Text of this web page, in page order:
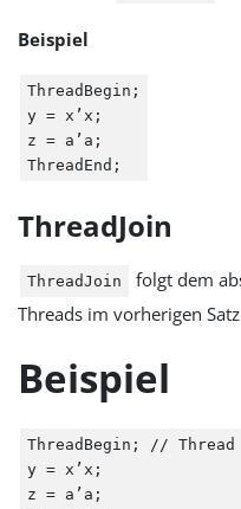
Beispiel
ThreadBegin;
y = x’x;
z = a’a;
ThreadEnd;
ThreadJoin
ThreadJoin folgt dem
Threads im vorherigen
Beispiel
ThreadBegin; // Thread
y = x’x;
z = a’a;